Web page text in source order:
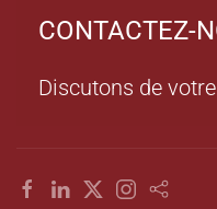
CONTACTEZ-
Discutons de